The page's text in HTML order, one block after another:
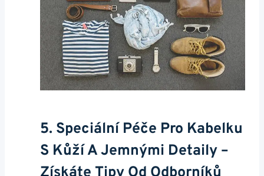
5. Speciální Péče Pro⁢ Kabelku
S Kůží A Jemnými Detaily –